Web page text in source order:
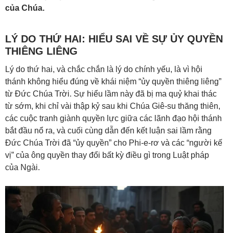
của Chúa.
LÝ DO THỨ HAI: HIỂU SAI VỀ SỰ ỦY QUYỀN
THIÊNG LIÊNG
Lý do thứ hai, và chắc chắn là lý do chính yếu, là vì hội
thánh không hiểu đúng về khái niệm “ủy quyền thiêng liêng”
từ Đức Chúa Trời. Sự hiểu lầm này đã bị ma quỷ khai thác
từ sớm, khi chỉ vài thập kỷ sau khi Chúa Giê-su thăng thiên,
các cuộc tranh giành quyền lực giữa các lãnh đạo hội thánh
bắt đầu nổ ra, và cuối cùng dẫn đến kết luận sai lầm rằng
Đức Chúa Trời đã “ủy quyền” cho Phi-e-rơ và các “người kế
vị” của ông quyền thay đổi bất kỳ điều gì trong Luật pháp
của Ngài.